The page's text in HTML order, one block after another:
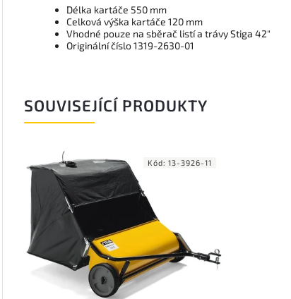
Délka kartáče 550 mm
Celková výška kartáče 120 mm
Vhodné pouze na sběrač listí a trávy Stiga 42"
Originální číslo 1319-2630-01
SOUVISEJÍCÍ PRODUKTY
Kód: 13-3926-11